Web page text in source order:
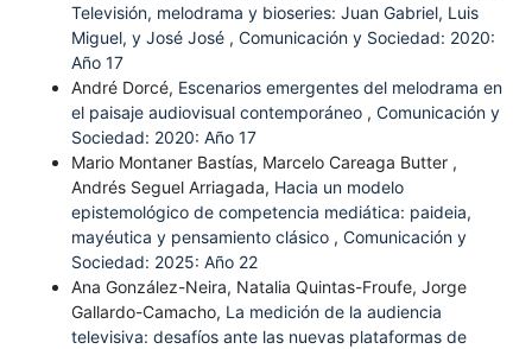
Televisión, melodrama y bioseries: Juan Gabriel, Luis
Miguel, y José José , Comunicación y Sociedad: 2020:
Año 17
André Dorcé, Escenarios emergentes del melodrama en
el paisaje audiovisual contemporáneo , Comunicación y
Sociedad: 2020: Año 17
Mario Montaner Bastías, Marcelo Careaga Butter ,
Andrés Seguel Arriagada, Hacia un modelo
epistemológico de competencia mediática: paideia,
mayéutica y pensamiento clásico , Comunicación y
Sociedad: 2025: Año 22
Ana González-Neira, Natalia Quintas-Froufe, Jorge
Gallardo-Camacho, La medición de la audiencia
televisiva: desafíos ante las nuevas plataformas de